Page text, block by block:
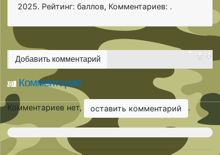
2025. Рейтинг: баллов, Комментариев: .
Добавить комментарий
Комментарии
Комментариев нет, оставить комментарий .